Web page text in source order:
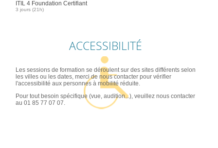
ITIL 4 Foundation Certifiant
3 jours (21h)
ACCESSIBILITÉ
Les sessions de formation se déroulent sur des sites différents selon
les villes ou les dates, merci de nous contacter pour vérifier
l'accessibilité aux personnes à mobilité réduite.
Pour tout besoin spécifique (vue, audition...), veuillez nous contacter
au 01 85 77 07 07.